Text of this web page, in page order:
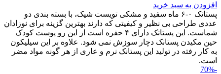
افزودن به سبد خرید
پستانک ۰-۶ ماه سفید و مشکی تویست شیک، با بسته بندی دو
عددی طراحی بی نظیر و کیفیتی که دارند بهترین گزینه برای نوزادان
شماست. این پستانک دارای ۴ حفره است از این رو پوست کودک
حین مکیدن پستانک دچار سوزش نمی شود. علاوه بر این سیلیکون
به کار رفته در تولید این پستانک نرم و عاری از هر گونه مواد مضر
است.
-70%